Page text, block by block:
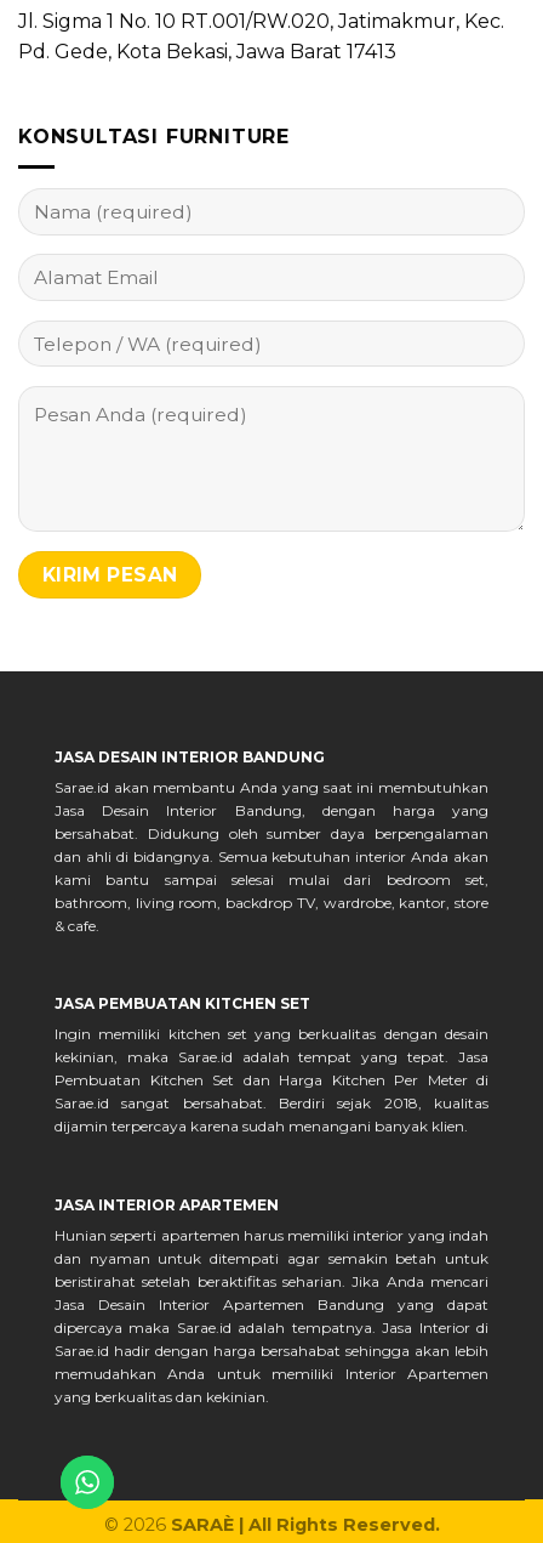
Jl. Sigma 1 No. 10 RT.001/RW.020, Jatimakmur, Kec.
Pd. Gede, Kota Bekasi, Jawa Barat 17413
KONSULTASI FURNITURE
JASA DESAIN INTERIOR BANDUNG
Sarae.id akan membantu Anda yang saat ini membutuhkan
Jasa Desain Interior Bandung, dengan harga yang
bersahabat. Didukung oleh sumber daya berpengalaman
dan ahli di bidangnya. Semua kebutuhan interior Anda akan
kami bantu sampai selesai mulai dari bedroom set,
bathroom, living room, backdrop TV, wardrobe, kantor, store
& cafe.
JASA PEMBUATAN KITCHEN SET
Ingin memiliki kitchen set yang berkualitas dengan desain
kekinian, maka Sarae.id adalah tempat yang tepat. Jasa
Pembuatan Kitchen Set dan Harga Kitchen Per Meter di
Sarae.id sangat bersahabat. Berdiri sejak 2018, kualitas
dijamin terpercaya karena sudah menangani banyak klien.
JASA INTERIOR APARTEMEN
Hunian seperti apartemen harus memiliki interior yang indah
dan nyaman untuk ditempati agar semakin betah untuk
beristirahat setelah beraktifitas seharian. Jika Anda mencari
Jasa Desain Interior Apartemen Bandung yang dapat
dipercaya maka Sarae.id adalah tempatnya. Jasa Interior di
Sarae.id hadir dengan harga bersahabat sehingga akan lebih
memudahkan Anda untuk memiliki Interior Apartemen
yang berkualitas dan kekinian.
© 2026 SARAÈ | All Rights Reserved.